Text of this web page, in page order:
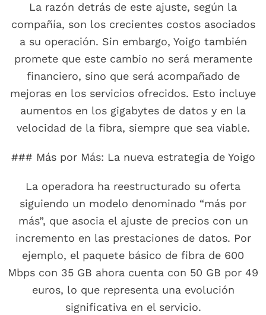
La razón detrás de este ajuste, según la
compañía, son los crecientes costos asociados
a su operación. Sin embargo, Yoigo también
promete que este cambio no será meramente
financiero, sino que será acompañado de
mejoras en los servicios ofrecidos. Esto incluye
aumentos en los gigabytes de datos y en la
velocidad de la fibra, siempre que sea viable.
### Más por Más: La nueva estrategia de Yoigo
La operadora ha reestructurado su oferta
siguiendo un modelo denominado “más por
más”, que asocia el ajuste de precios con un
incremento en las prestaciones de datos. Por
ejemplo, el paquete básico de fibra de 600
Mbps con 35 GB ahora cuenta con 50 GB por 49
euros, lo que representa una evolución
significativa en el servicio.